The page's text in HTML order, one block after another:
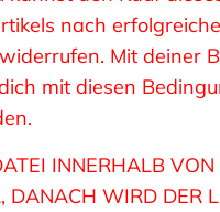
nach
Mit deiner
mit diesen
INNERHALB VON
DANACH WIRD DER